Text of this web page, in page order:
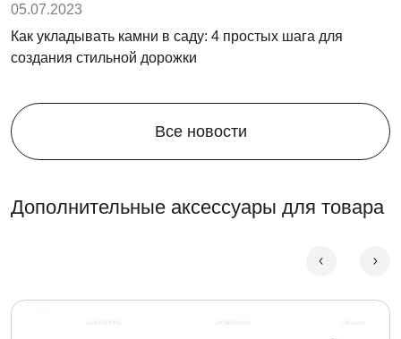
05.07.2023
Как укладывать камни в саду: 4 простых шага для
создания стильной дорожки
Все новости
Дополнительные аксессуары для товара